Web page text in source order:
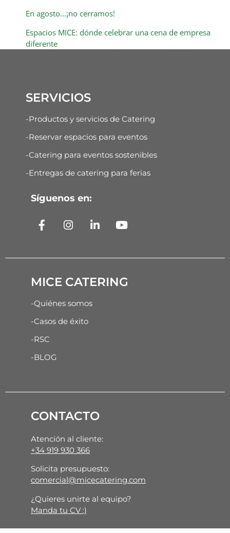
En agosto…¡no cerramos!
Espacios MICE: dónde celebrar una cena de empresa
diferente
SERVICIOS
-Productos y servicios de Catering
-Reservar espacios para eventos
-Catering para eventos sostenibles
-Entregas de catering para ferias
Síguenos en:
MICE CATERING
-Quiénes somos
-Casos de éxito
-RSC
-BLOG
CONTACTO
Atención al cliente:
+34 919 930 366
Solicita presupuesto:
comercial@micecatering.com
¿Quieres unirte al equipo?
Manda tu CV :)